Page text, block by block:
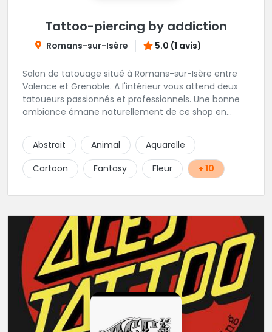
Tattoo-piercing by addiction
Romans-sur-Isère 5.0 (1 avis)
Salon de tatouage situé à Romans-sur-Isère entre
Valence et Grenoble. A l'intérieur vous attend deux
tatoueurs passionnés et professionnels. Une bonne
ambiance émane naturellement de ce shop en
Abstrait
Animal
Aquarelle
Cartoon
Fantasy Fleur + 10